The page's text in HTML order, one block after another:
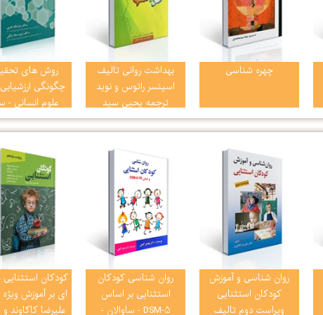
چهره شناسی
بهداشت روانی تالیف
اسپنسر راتوس و نوید
ترجمه یحیی سید
محمدی
روش های
چگونگی
علوم انسانی
نراقی
روان شناسی و آموزش
کودکان استثنایی
ویراست دوم تالیف
روان شناسی کودکان
استثنایی بر اساس
DSM-5 - ساوالان -
کودکان
ای بر آموزش
علیرضا کاکاوند